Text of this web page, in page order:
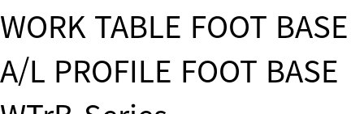
WORK TABLE FOOT BASE
A/L PROFILE FOOT BASE